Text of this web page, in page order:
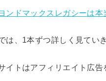
ンドマックスレガシーは本
は、1本ずつ詳しく見てい
イトはアフィリエイト広告